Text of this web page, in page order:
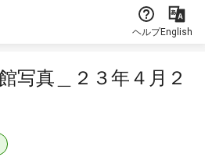
ヘルプEnglish
写真＿２３年４月２